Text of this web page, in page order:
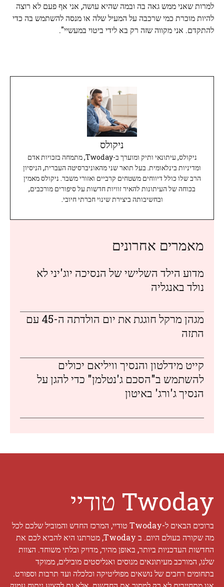
למרות שאני ממש גאה בה ובמה שהיא עושה, אני אף פעם לא רוצה
להיות מוכרת כמי שרכבה על המעיל שלה או מנסה להשתמש בה כדי
להתקדם. אני מקווה שזה רק בא לידי ביטוי במעשיי".
ניקולס
ניקולס, עיתונאי ותיק ומוערך ב-Twoday, מתמחה בזכויות אדם
ומדיניות בינלאומית. בעל תואר שני מהאוניברסיטה העברית, הניסיון
הרב שלו כולל דיווחים משטחים קרביים ואזורי משבר. ניקולס מאמין
בכוחה של העיתונות להאיר זוויות חדשות על סיפורים מורכבים,
ובחשיבותה ביצירת שינוי חברתי חיובי.
מאמרים אחרונים
מדוע הילד השלישי של הנסיכה יוג'יני לא
נולד באנגליה
מגהן מרקל חוגגת את יום הולדתה ה-45 עם
התזה
קייט מידלטון והנסיך וויליאם יכולים
להשתמש ב"הסכם ג'נטלמן" כדי להגן על
הנסיך ג'ורג' באיטון
Twoday טודיי
ברוכים הבאים ל-Twoday טודיי, המרכז החדש והמוביל שלכם לכל
מה שקורה בעולם היום. ב Twoday, מטרתנו היא להביא לכם את
החדשות העדכניות ביותר, באופן מהיר, מדויק ובלתי משוחד. הצוות
שלנו, המורכב מעיתונאים מנוסים ואנליסטים מובילים, ממוקד
בתחומים רחבים של נושאים מפוליטיקה וכלכלה ועד תרבות וספורט.